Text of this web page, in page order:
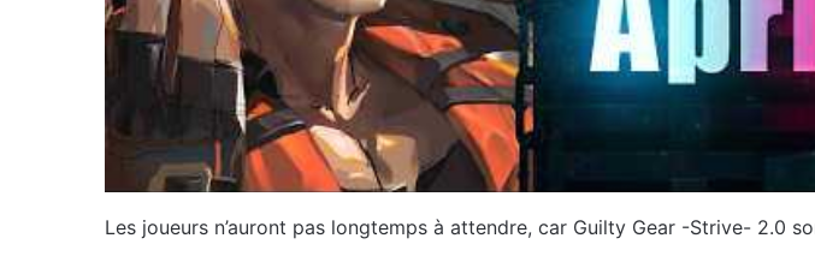
Les joueurs n’auront pas longtemps à attendre, car Guilty Gear -Strive- 2.0